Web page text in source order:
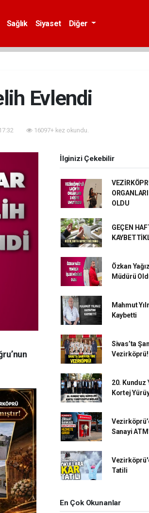
Sağlık Siyaset Diğer
Evlendi
16097+ kez okundu.
İlginizi Çekebilir
OLDU
GEÇEN
Özkan
Müdürü
Mahmut
Kaybetti
Sivas’ta
Vezirköprü!
20. Kunduz
Kortej
Sanayi
Tatili
En Çok Okunanlar